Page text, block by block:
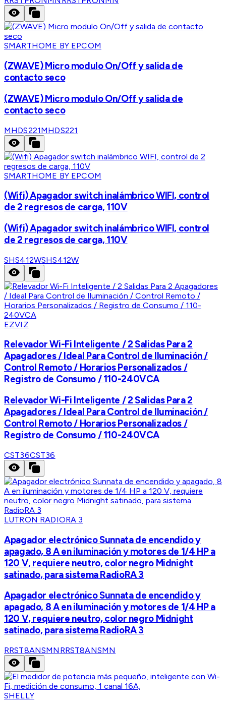
SMARTHOME BY EPCOM
(ZWAVE) Micro modulo On/Off y salida de
contacto seco
(ZWAVE) Micro modulo On/Off y salida de
contacto seco
MHDS221MHDS221
SMARTHOME BY EPCOM
(Wifi) Apagador switch inalámbrico WIFI, control
de 2 regresos de carga, 110V
(Wifi) Apagador switch inalámbrico WIFI, control
de 2 regresos de carga, 110V
SHS412WSHS412W
EZVIZ
Relevador Wi-Fi Inteligente / 2 Salidas Para 2
Apagadores / Ideal Para Control de Iluminación /
Control Remoto / Horarios Personalizados /
Registro de Consumo / 110-240VCA
Relevador Wi-Fi Inteligente / 2 Salidas Para 2
Apagadores / Ideal Para Control de Iluminación /
Control Remoto / Horarios Personalizados /
Registro de Consumo / 110-240VCA
CST36CST36
LUTRON RADIORA 3
Apagador electrónico Sunnata de encendido y
apagado, 8 A en iluminación y motores de 1/4 HP a
120 V, requiere neutro, color negro Midnight
satinado, para sistema RadioRA 3
Apagador electrónico Sunnata de encendido y
apagado, 8 A en iluminación y motores de 1/4 HP a
120 V, requiere neutro, color negro Midnight
satinado, para sistema RadioRA 3
RRST8ANSMN RRST8ANSMN
SHELLY